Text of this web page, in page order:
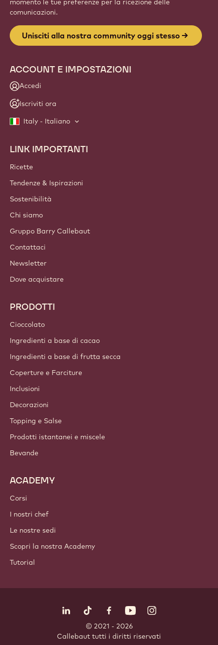
momento le tue preferenze per la ricezione delle
comunicazioni.
Unisciti alla nostra community oggi stesso
ACCOUNT E IMPOSTAZIONI
Accedi
Iscriviti ora
Italy - Italiano
Footer
Callebaut
LINK IMPORTANTI
Ricette
Tendenze & Ispirazioni
Sostenibilità
Chi siamo
Gruppo Barry Callebaut
Contattaci
Newsletter
Dove acquistare
PRODOTTI
Cioccolato
Ingredienti a base di cacao
Ingredienti a base di frutta secca
Coperture e Farciture
Inclusioni
Decorazioni
Topping e Salse
Prodotti istantanei e miscele
Bevande
ACADEMY
Corsi
I nostri chef
Le nostre sedi
Scopri la nostra Academy
Tutorial
LinkedIn Opens in a new window.
TikTok Opens in a new window.
Facebook Opens in a new
YouTubeInstagram
© 2021 - 2026
Callebaut tutti i diritti riservati